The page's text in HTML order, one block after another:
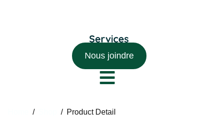
Nous joindre
/ / Product Detail